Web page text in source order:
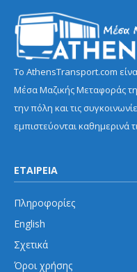
Το AthensTransport.com
Μέσα Μαζικής Μεταφοράς
την πόλη και τις
εμπιστεύονται καθημερινά
ΕΤΑΙΡΕΙΑ
Πληροφορίες
English
Σχετικά
Όροι χρήσης